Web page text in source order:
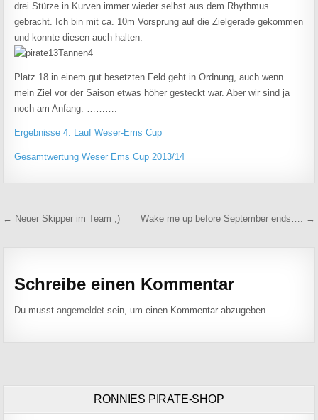
drei Stürze in Kurven immer wieder selbst aus dem Rhythmus
gebracht. Ich bin mit ca. 10m Vorsprung auf die Zielgerade gekommen
und konnte diesen auch halten.
Platz 18 in einem gut besetzten Feld geht in Ordnung, auch wenn
mein Ziel vor der Saison etwas höher gesteckt war. Aber wir sind ja
noch am Anfang. ……….
Ergebnisse 4. Lauf Weser-Ems Cup
Gesamtwertung Weser Ems Cup 2013/14
Beitragsnavigation
← Neuer Skipper im Team ;) Wake me up before September ends…. →
Schreibe einen Kommentar
Du musstangemeldet sein, um einen Kommentar abzugeben.
RONNIES PIRATE-SHOP